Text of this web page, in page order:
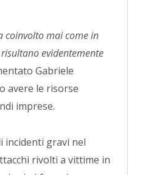
coinvolto mai come in
evidentemente
Gabriele
avere le risorse
imprese.
incidenti gravi nel
rivolti a vittime in